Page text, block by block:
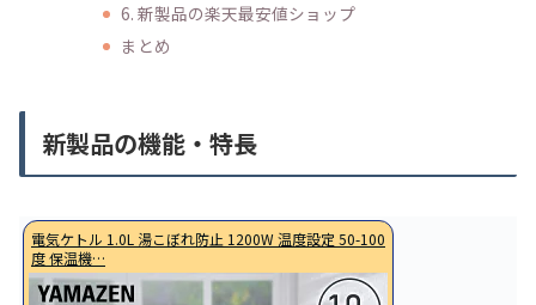
6. 新製品の楽天最安値ショップ
まとめ
新製品の機能・特長
電気ケトル 1.0L 湯こぼれ防止 1200W 温度設定 50-100
度 保温機…